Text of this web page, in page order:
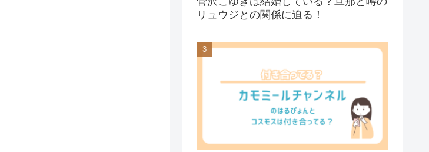
リュウジとの関係に迫る！